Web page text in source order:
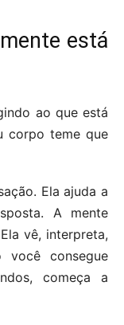
está
ao que está
corpo teme que
Ela ajuda a
A mente
vê, interpreta,
você consegue
começa a